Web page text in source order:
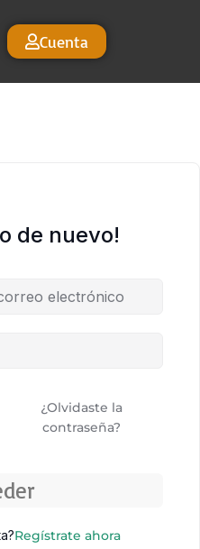
Cuenta
de nuevo!
¿Olvidaste la
contraseña?
Regístrate ahora